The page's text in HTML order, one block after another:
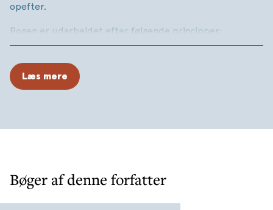
opefter.
Bogen er udarbejdet efter følgende principper:
underholdende "bladrebog", der tilgodeser det
stigende behov for "edutainment". Altså både egnet
Aktuelt og relevant ordudvalg på cirka 1300 ord hver
vej.
Læs mere
Bøger af denne forfatter